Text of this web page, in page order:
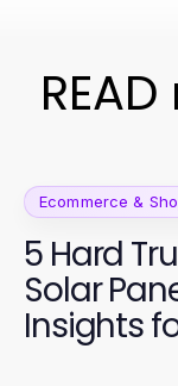
Ecommerce &
5 Hard
Solar
Insights
Enthusiasts